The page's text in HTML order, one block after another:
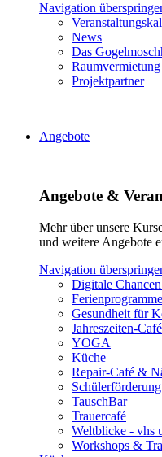
Navigation
News
Das
Raumvermietung
Projektpartner
Angebote
Angebote &
Mehr über unsere
und weitere Angebote
Navigation
Digitale
Ferienprogramme
Gesundheit für
Jahreszeiten-Café
YOGA
Küche
Repair-Café &
Schülerförderung
TauschBar
Trauercafé
Weltblicke - vhs
Workshops &